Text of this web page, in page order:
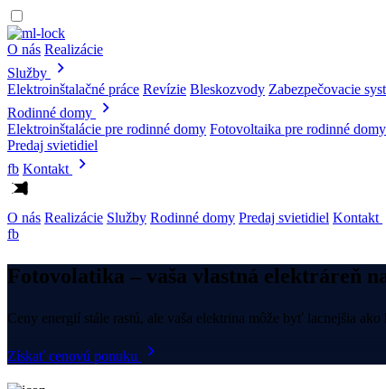
O nás Realizácie
Služby
Elektroinštalačné práce Revízie Bleskozvody Zabezpečovacie
Rodinné domy
Elektroinštalácie pre rodinné domy Fotovoltaika pre rodinné domy
Predaj svietidiel
fb Kontakt
O nás Realizácie Služby Rodinné domy Predaj svietidiel Kontakt
fb
Fotovolatika – vaša vlastná elektráreň
Ceny energií stále rastú, ale vaša elektrina môže byť lacnejšia
Získať cenovú ponuku